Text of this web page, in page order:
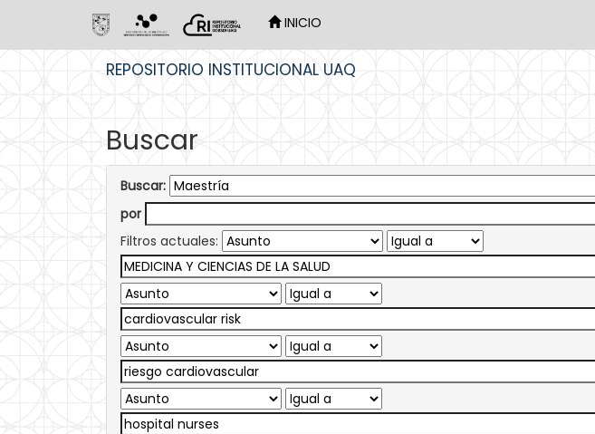
INICIO
REPOSITORIO INSTITUCIONAL UAQ
Buscar
Buscar:
por
Filtros actuales: